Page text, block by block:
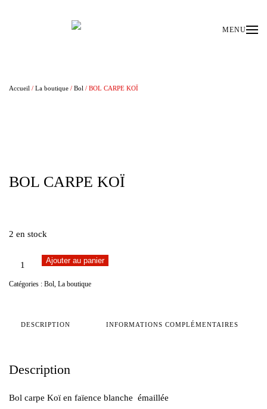
Passer au contenu principal MENU
Accueil / La boutique / Bol / BOL CARPE KOÏ
BOL CARPE KOÏ
2 en stock
BOL
Ajouter au panier
Catégories : Bol, La boutique
DESCRIPTION INFORMATIONS COMPLÉMENTAIRES
Description
Bol carpe Koï en faïence blanche émaillée